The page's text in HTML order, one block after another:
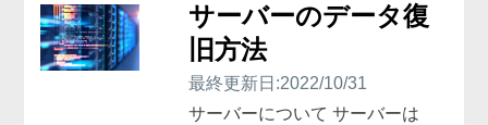
サーバーのデータ復
旧方法
最終更新日:2022/10/31
サーバーについて サーバーは